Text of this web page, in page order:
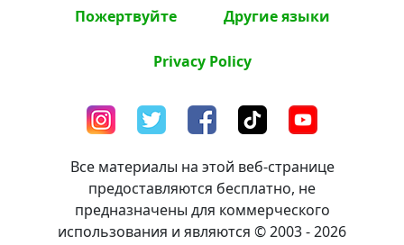
Пожертвуйте Другие языки
Privacy Policy
Все материалы на этой веб-странице
предоставляются бесплатно, не
предназначены для коммерческого
использования и являются © 2003 - 2026